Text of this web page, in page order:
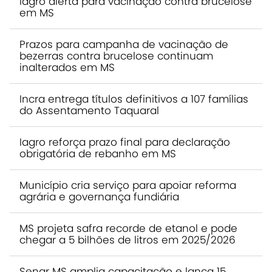
em MS
Prazos para campanha de vacinação de
bezerras contra brucelose continuam
inalterados em MS
Incra entrega títulos definitivos a 107 famílias
do Assentamento Taquaral
Iagro reforça prazo final para declaração
obrigatória de rebanho em MS
Município cria serviço para apoiar reforma
agrária e governança fundiária
MS projeta safra recorde de etanol e pode
chegar a 5 bilhões de litros em 2025/2026